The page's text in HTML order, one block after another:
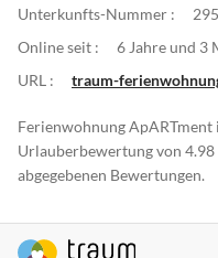
Unterkunfts-Nummer :
Online seit :
6 Jahre und 3
URL :
traum-
Ferienwohnung
Urlauberbewertung von 4.98
abgegebenen Bewertungen.